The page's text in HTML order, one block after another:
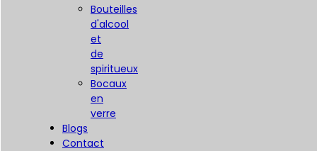
Bouteilles
d'alcool
et
de
spiritueux
Bocaux
en
verre
Blogs
Contact